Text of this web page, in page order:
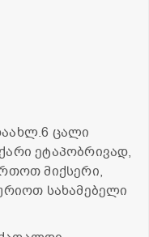
ცალი
ეტაპობრივად,
მიქსერი,
სახამებელი